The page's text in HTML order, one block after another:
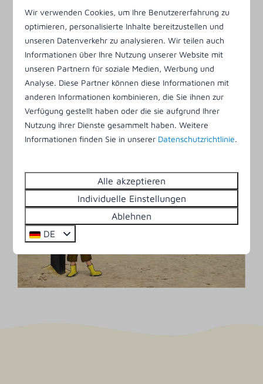
Name: Sjaak
Lieblingsfarbe: rot
Lieblingsort: am Strand
Hobbys: Bowling, Radfahren, Strandwandern,
Schatzsuchen und Spielen
Hier bin ich oft: in der Spielburg
Wir verwenden Cookies, um Ihre Benutzererfahrung zu
optimieren, personalisierte Inhalte bereitzustellen und
unseren Datenverkehr zu analysieren. Wir teilen auch
Informationen über Ihre Nutzung unserer Website mit
unseren Partnern für soziale Medien, Werbung und
Analyse. Diese Partner können diese Informationen mit
anderen Informationen kombinieren, die Sie ihnen zur
Verfügung gestellt haben oder die sie aufgrund Ihrer
Nutzung ihrer Dienste gesammelt haben. Weitere
Informationen finden Sie in unserer Datenschutzrichtlinie.
Alle akzeptieren
Individuelle Einstellungen
Ablehnen
DE